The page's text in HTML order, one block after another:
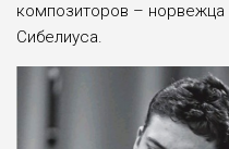
композиторов – норвежца
Сибелиуса.